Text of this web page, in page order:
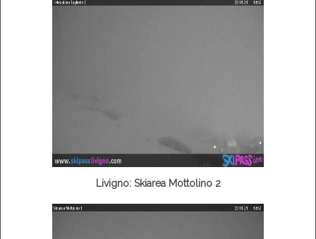
Livigno: Skiarea Mottolino 2